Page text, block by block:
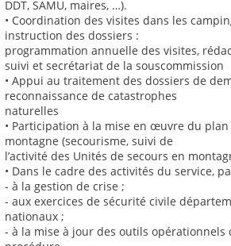
DDT, SAMU, maires, …).
• Coordination des visites dans les
instruction des dossiers :
programmation annuelle des visites,
suivi et secrétariat de la souscommission
• Appui au traitement des dossiers de
reconnaissance de catastrophes
naturelles
• Participation à la mise en œuvre du plan
montagne (secourisme, suivi de
l’activité des Unités de secours en
• Dans le cadre des activités du service,
- à la gestion de crise ;
- aux exercices de sécurité civile
nationaux ;
- à la mise à jour des outils opérationnels